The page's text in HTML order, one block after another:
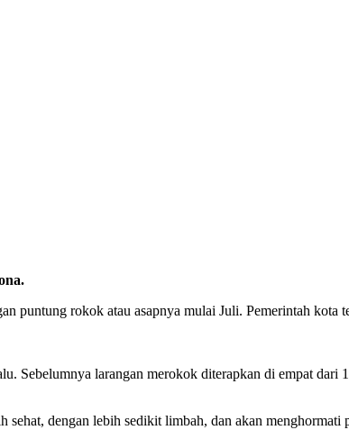
rokok atau asapnya mulai Juli. Pemerintah kota
Sebelumnya larangan merokok diterapkan di empat dari
dengan lebih sedikit limbah, dan akan menghormati